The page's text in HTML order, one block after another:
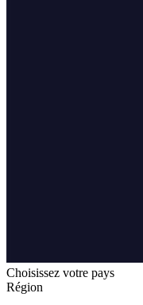
Choisissez votre pays
Région